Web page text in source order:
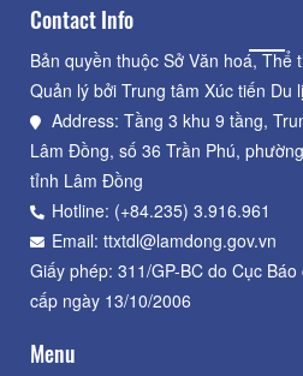
Contact Info
Bản quyền thuộc Sở Văn hoá, Thể
Quản lý bởi Trung tâm Xúc tiến Du
Address: Tầng 3 khu 9 tầng,
Lâm Đồng, số 36 Trần Phú,
tỉnh Lâm Đồng
Hotline: (+84.235) 3.916.961
Email: ttxtdl@lamdong.gov.vn
Giấy phép: 311/GP-BC do Cục
cấp ngày 13/10/2006
Menu